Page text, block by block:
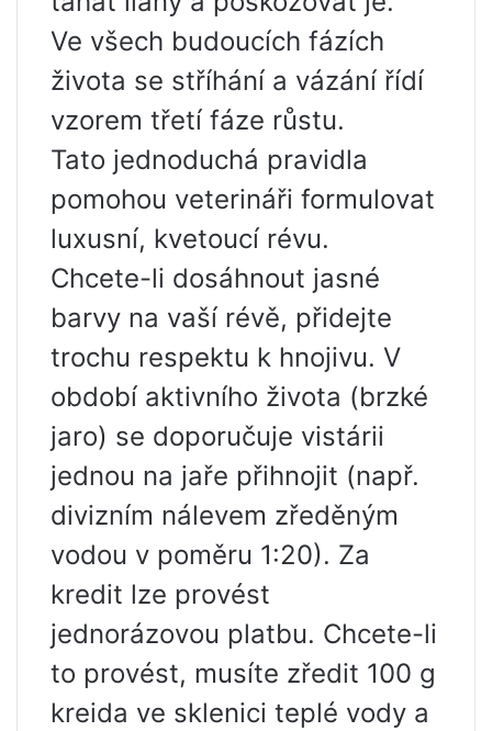
Ve všech budoucích fázích
života se stříhání a vázání řídí
vzorem třetí fáze růstu.
Tato jednoduchá pravidla
pomohou veterináři formulovat
luxusní, kvetoucí révu.
Chcete-li dosáhnout jasné
barvy na vaší révě, přidejte
trochu respektu k hnojivu. V
období aktivního života (brzké
jaro) se doporučuje vistárii
jednou na jaře přihnojit (např.
divizním nálevem zředěným
vodou v poměru 1:20). Za
kredit lze provést
jednorázovou platbu. Chcete-li
to provést, musíte zředit 100 g
kreida ve sklenici teplé vody a